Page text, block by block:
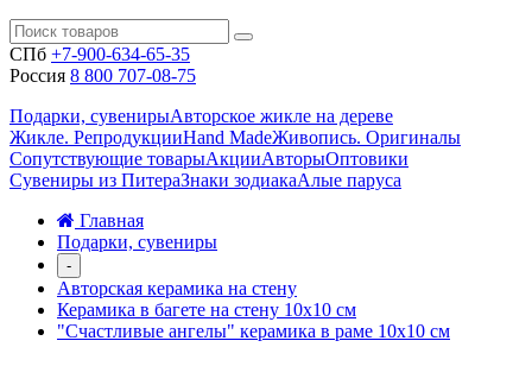
СПб +7-900-634-65-35
Россия 8 800 707-08-75
Подарки, сувенирыАвторское жикле на дереве
Жикле. РепродукцииHand MadeЖивопись. Оригиналы
Сопутствующие товарыАкцииАвторыОптовики
Сувениры из ПитераЗнаки зодиакаАлые паруса
Главная
Подарки, сувениры
-
Авторская керамика на стену
Керамика в багете на стену 10х10 см
"Счастливые ангелы" керамика в раме 10х10 см